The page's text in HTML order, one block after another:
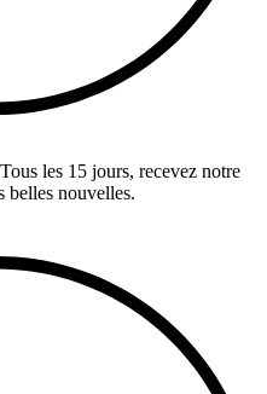
les 15 jours, recevez notre
belles nouvelles.